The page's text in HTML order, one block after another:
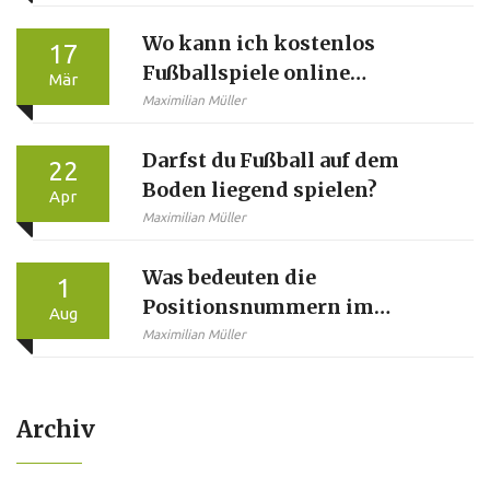
17
Mär
Wo kann ich kostenlos
Fußballspiele online
anschauen?
Maximilian Müller
22
Apr
Darfst du Fußball auf dem
Boden liegend spielen?
Maximilian Müller
1
Aug
Was bedeuten die
Positionsnummern im
Fußball?
Maximilian Müller
Archiv